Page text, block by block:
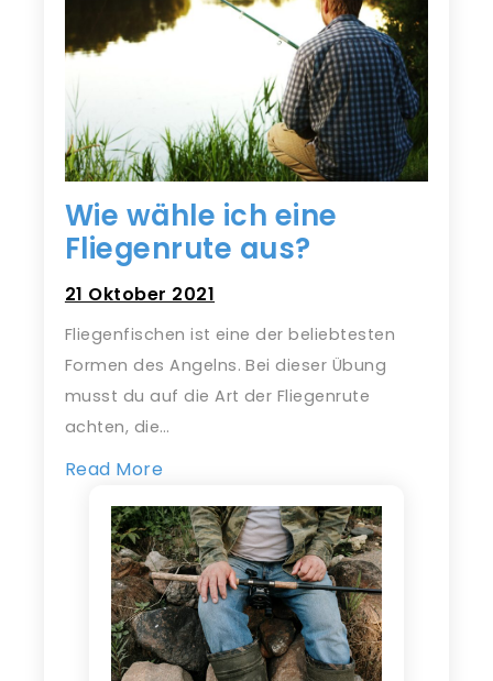
Wie wähle ich eine
Fliegenrute aus?
21 Oktober 2021
Fliegenfischen ist eine der beliebtesten
Formen des Angelns. Bei dieser Übung
musst du auf die Art der Fliegenrute
achten, die…
Read More